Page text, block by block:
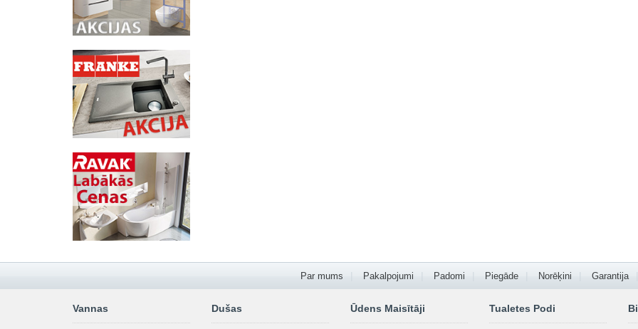
Par mums Pakalpojumi Padomi Piegāde Norēķini Garantija
Vannas Dušas Ūdens Maisītāji Tualetes Podi